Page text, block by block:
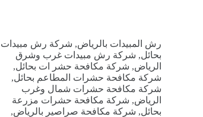
رش المبيدات بالرياض, شركة رش مبيدات
بحائل, شركة رش مبيدات غرب وشرق
الرياض, شركة مكافحة حشر ات بحائل,
شركة مكافحة حشرات المطاعم بحائل,
شركة مكافحة حشرات شمال وغرب
الرياض, شركة مكافحة حشرات مزرعة
بحائل, شركة مكافحة صراصير بالرياض,